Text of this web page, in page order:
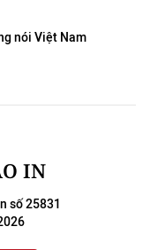
nói Việt Nam
IN
số 25831